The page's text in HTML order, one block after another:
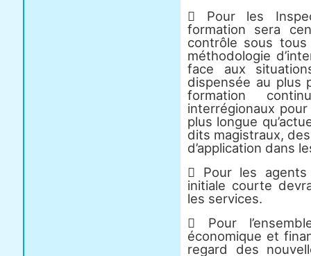
 Pour les
formation sera
contrôle sous
méthodologie
face aux
dispensée au plus
formation
interrégionaux
plus longue
dits magistraux,
d’application dans
 Pour les
initiale courte
les services.
 Pour
économique et
regard des